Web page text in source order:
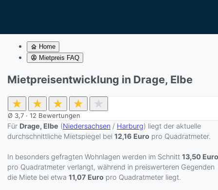
Home
Mietpreis FAQ
Mietpreisentwicklung in Drage, Elbe
★ ★ ★ ★ ★
Ø 3,7 · 12 Bewertungen
Für Drage, Elbe (Niedersachsen / Harburg) liegt der aktuelle
durchschnittliche Mietspiegel bei 12,16 Euro pro Quadratmeter.
In besonders gefragten Wohnlagen werden im Schnitt 13,50 Euro
pro Quadratmeter verlangt, während in preiswerteren Gegenden
die Miete bei etwa 11,07 Euro pro Quadratmeter liegt.